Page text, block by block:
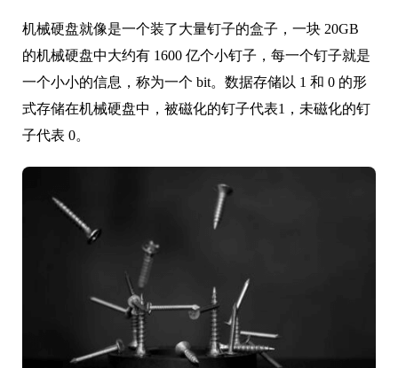
机械硬盘就像是一个装了大量钉子的盒子，一块 20GB
的机械硬盘中大约有 1600 亿个小钉子，每一个钉子就是
一个小小的信息，称为一个 bit。数据存储以 1 和 0 的形
式存储在机械硬盘中，被磁化的钉子代表1，未磁化的钉
子代表 0。